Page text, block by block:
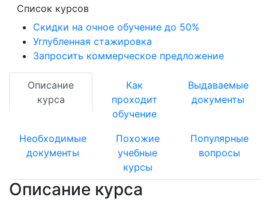
Список курсов
Скидки на очное обучение до 50%
Углубленная стажировка
Запросить коммерческое предложение
Описание
курса
Как
проходит
обучение
Выдаваемые
документы
Необходимые
документы
Похожие
учебные
курсы
Популярные
вопросы
Описание курса